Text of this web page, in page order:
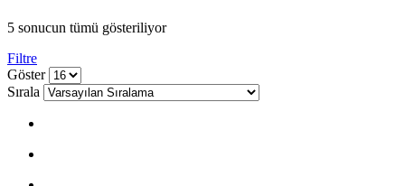
5 sonucun tümü gösteriliyor
Filtre
grid
button
list
button
Göster
Sırala